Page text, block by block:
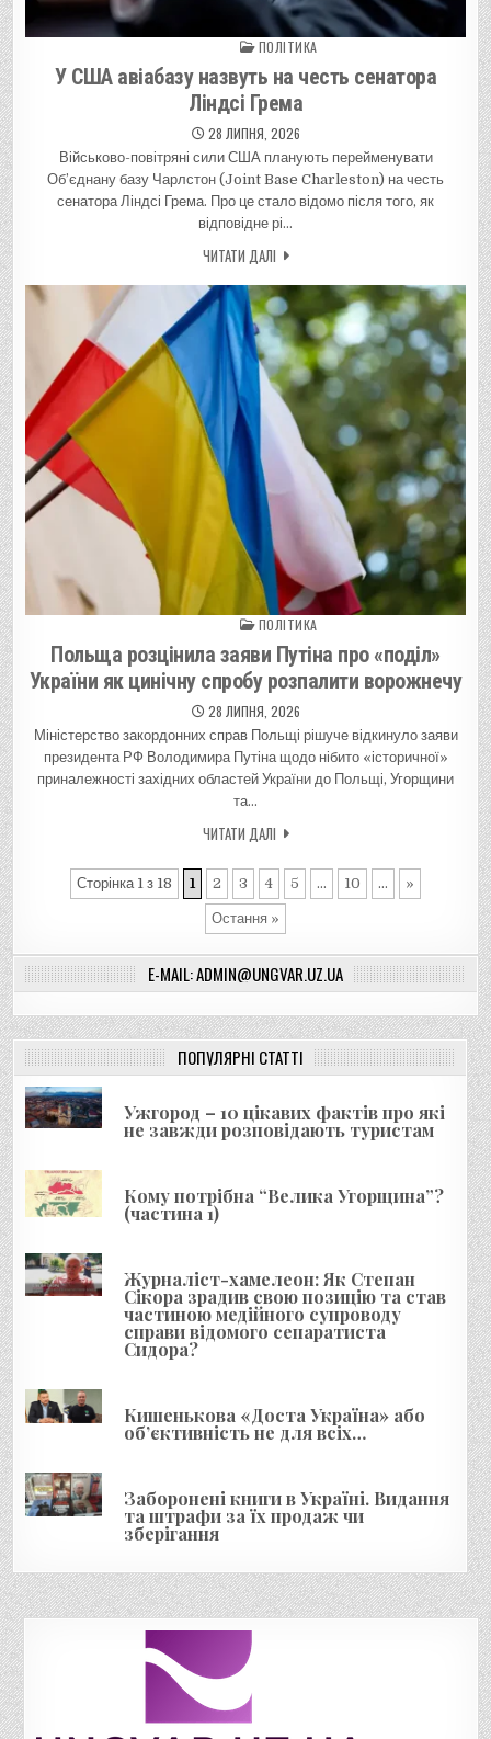
ПОЛІТИКА
У США авіабазу назвуть на честь сенатора
Ліндсі Грема
28 ЛИПНЯ, 2026
Військово-повітряні сили США планують перейменувати
Об’єднану базу Чарлстон (Joint Base Charleston) на честь
сенатора Ліндсі Грема. Про це стало відомо після того, як
відповідне рі…
ЧИТАТИ ДАЛІ
ПОЛІТИКА
Польща розцінила заяви Путіна про «поділ»
України як цинічну спробу розпалити ворожнечу
28 ЛИПНЯ, 2026
Міністерство закордонних справ Польщі рішуче відкинуло заяви
президента РФ Володимира Путіна щодо нібито «історичної»
приналежності західних областей України до Польщі, Угорщини
та…
ЧИТАТИ ДАЛІ
Сторінка 1 з 18 1 2 3 4 5 ... 10 ... »
Остання »
E-MAIL: ADMIN@UNGVAR.UZ.UA
ПОПУЛЯРНІ СТАТТІ
Ужгород – 10 цікавих фактів про які
не завжди розповідають туристам
Кому потрібна “Велика Угорщина”?
(частина 1)
Журналіст-хамелеон: Як Степан
Сікора зрадив свою позицію та став
частиною медійного супроводу
справи відомого сепаратиста
Сидора?
Кишенькова «Доста Україна» або
об’єктивність не для всіх…
Заборонені книги в Україні. Видання
та штрафи за їх продаж чи
зберігання